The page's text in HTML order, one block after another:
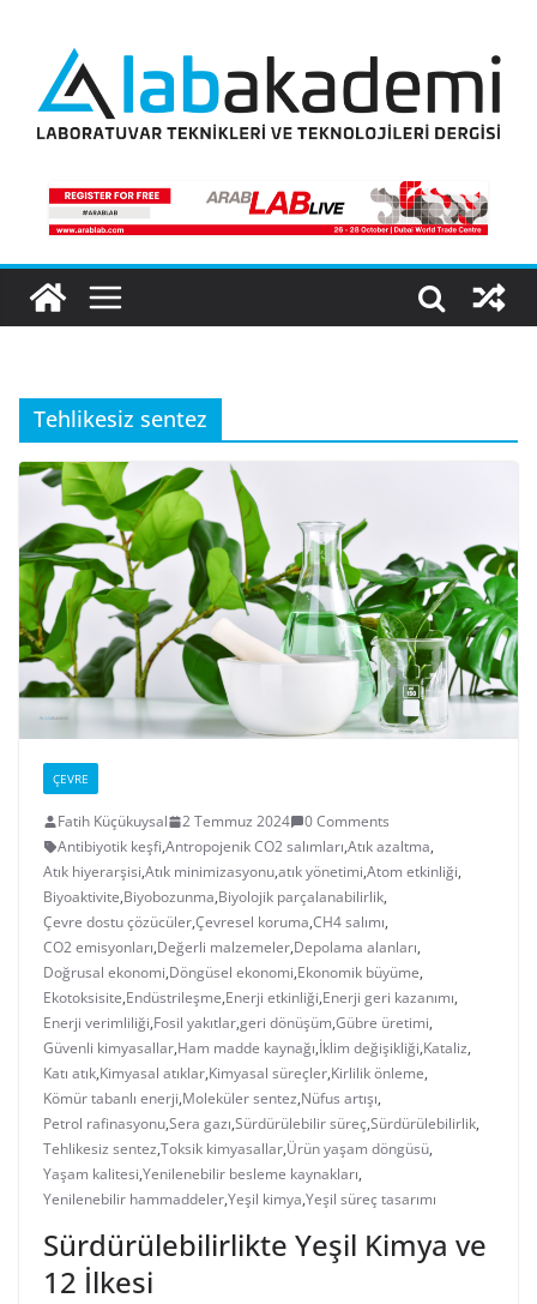
content
Tehlikesiz sentez
ÇEVRE
Fatih Küçükuysal 2 Temmuz 2024
0 Comments
Antibiyotik keşfi,Antropojenik CO2 salımları,Atık azaltma,
Atık hiyerarşisi,Atık minimizasyonu,atık yönetimi,Atom etkinliği,
Biyoaktivite,Biyobozunma,Biyolojik parçalanabilirlik,
Çevre dostu çözücüler,Çevresel koruma,CH4 salımı,
CO2 emisyonları,Değerli malzemeler,Depolama alanları,
Doğrusal ekonomi,Döngüsel ekonomi,Ekonomik büyüme,
Ekotoksisite,Endüstrileşme,Enerji etkinliği,Enerji geri kazanımı,
Enerji verimliliği,Fosil yakıtlar,geri dönüşüm,Gübre üretimi,
Güvenli kimyasallar,Ham madde kaynağı,İklim değişikliği,Kataliz,
Katı atık,Kimyasal atıklar,Kimyasal süreçler,Kirlilik önleme,
Kömür tabanlı enerji,Moleküler sentez,Nüfus artışı,
Petrol rafinasyonu,Sera gazı,Sürdürülebilir süreç,Sürdürülebilirlik,
Tehlikesiz sentez,Toksik kimyasallar,Ürün yaşam döngüsü,
Yaşam kalitesi,Yenilenebilir besleme kaynakları,
Yenilenebilir hammaddeler,Yeşil kimya,Yeşil süreç tasarımı
Sürdürülebilirlikte Yeşil Kimya ve
12 İlkesi